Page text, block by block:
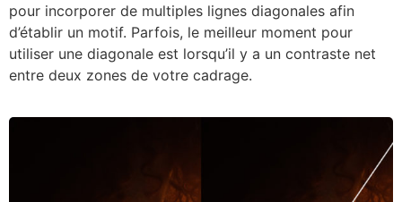
pour incorporer de multiples lignes diagonales afin
d’établir un motif. Parfois, le meilleur moment pour
utiliser une diagonale est lorsqu’il y a un contraste net
entre deux zones de votre cadrage.